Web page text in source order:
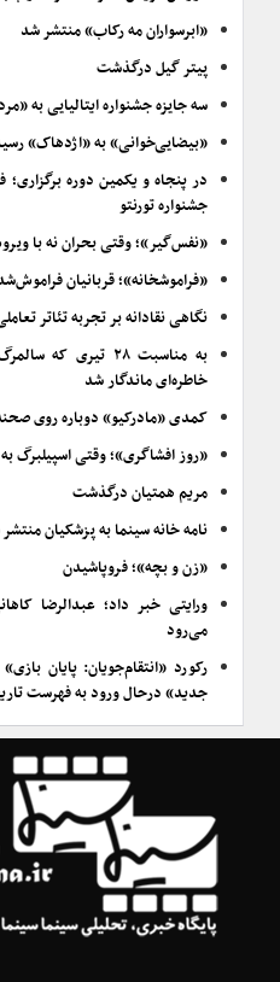
«ابرسواران مه رکاب» منتشر شد
پیتر گیل درگذشت
سه جایزه جشنواره ایتالیایی به
«بیضایی‌خوانی» به «اژدهاک»
در پنجاه و یکمین دوره
جشنواره تورنتو
«نفس‌گیر»؛ وقتی بحران نه با
«فراموشخانه»؛ قربانیان
نگاهی نقادانه بر تجربه تئاتر
به مناسبت ۲۸
خاطره‌ای ماندگار شد
کمدی «مادرکیو» دوباره روی
«روز افشاگری»؛ وقتی اسپیلبرگ
مریم همتیان درگذشت
نامه خانه سینما به پزشکیان
«زن و بچه»؛ فروپاشیدن
ورایتی خبر داد؛ عبدالرضا
می‌رود
رکورد «انتقام‌جویان: پایان
جدید» درحال ورود به فهرست